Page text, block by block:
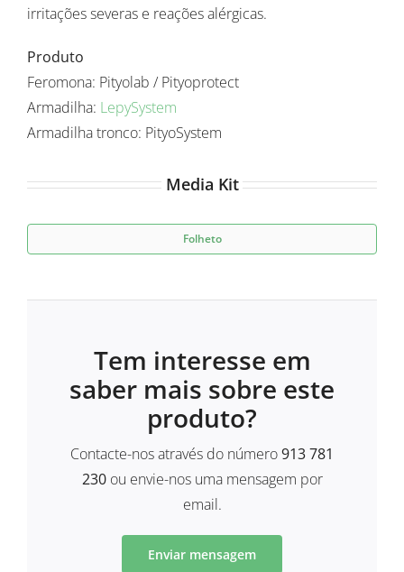
irritações severas e reações alérgicas.
Produto
Feromona: Pityolab / Pityoprotect
Armadilha: LepySystem
Armadilha tronco: PityoSystem
Media Kit
Folheto
Tem interesse em
saber mais sobre este
produto?
Contacte-nos através do número913 781
230ou envie-nos uma mensagem por
email.
Enviar mensagem